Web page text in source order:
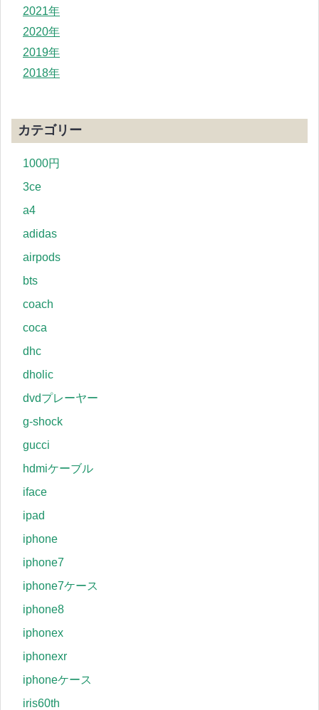
2021年
2020年
2019年
2018年
カテゴリー
1000円
3ce
a4
adidas
airpods
bts
coach
coca
dhc
dholic
dvdプレーヤー
g-shock
gucci
hdmiケーブル
iface
ipad
iphone
iphone7
iphone7ケース
iphone8
iphonex
iphonexr
iphoneケース
iris60th